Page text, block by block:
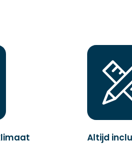
Altijd